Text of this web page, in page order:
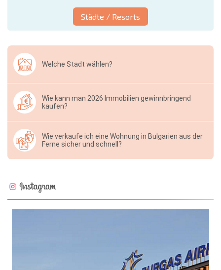
Städte / Resorts
Welche Stadt wählen?
Wie kann man 2026 Immobilien gewinnbringend
kaufen?
Wie verkaufe ich eine Wohnung in Bulgarien aus der
Ferne sicher und schnell?